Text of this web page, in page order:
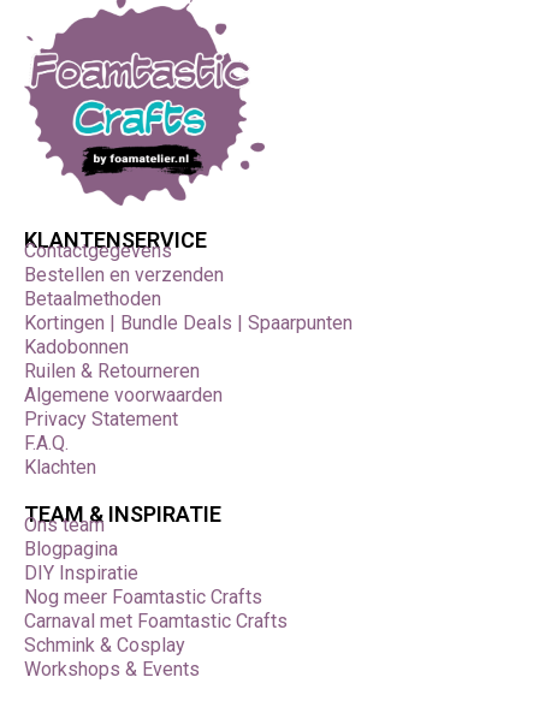
KLANTENSERVICE
Contactgegevens
Bestellen en verzenden
Betaalmethoden
Kortingen | Bundle Deals | Spaarpunten
Kadobonnen
Ruilen & Retourneren
Algemene voorwaarden
Privacy Statement
F.A.Q.
Klachten
TEAM & INSPIRATIE
Ons team
Blogpagina
DIY Inspiratie
Nog meer Foamtastic Crafts
Carnaval met Foamtastic Crafts
Schmink & Cosplay
Workshops & Events